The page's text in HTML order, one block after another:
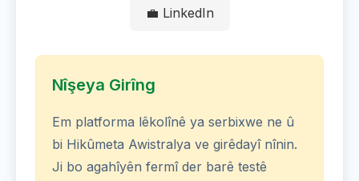
💼 LinkedIn
Nîşeya Girîng
Em platforma lêkolînê ya serbixwe ne û
bi Hikûmeta Awistralya ve girêdayî nînin.
Ji bo agahîyên fermî der barê testê